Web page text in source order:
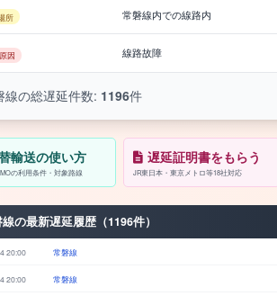
所 常磐線内での線路内
因 線路故障
線の総遅延件数: 1196件
輸送の使い方
の利用条件・対象路線
遅延証明書をもらう
JR東日本・東京メトロ等18社対応
の最新遅延履歴（1196件）
20:00 常磐線
20:00 常磐線